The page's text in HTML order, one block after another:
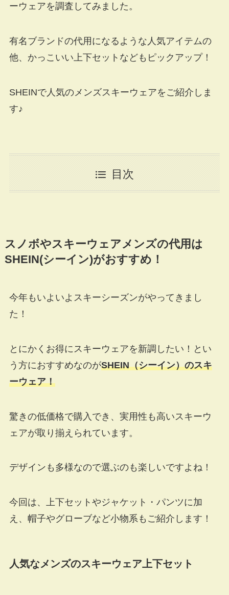
ーウェアを調査してみました。
有名ブランドの代用になるような人気アイテムの
他、かっこいい上下セットなどもピックアップ！
SHEINで人気のメンズスキーウェアをご紹介しま
す♪
目次
スノボやスキーウェアメンズの代用は
SHEIN(シーイン)がおすすめ！
今年もいよいよスキーシーズンがやってきまし
た！
とにかくお得にスキーウェアを新調したい！とい
う方におすすめなのがSHEIN（シーイン）のスキ
ーウェア！
驚きの低価格で購入でき、実用性も高いスキーウ
ェアが取り揃えられています。
デザインも多様なので選ぶのも楽しいですよね！
今回は、上下セットやジャケット・パンツに加
え、帽子やグローブなど小物系もご紹介します！
人気なメンズのスキーウェア上下セット